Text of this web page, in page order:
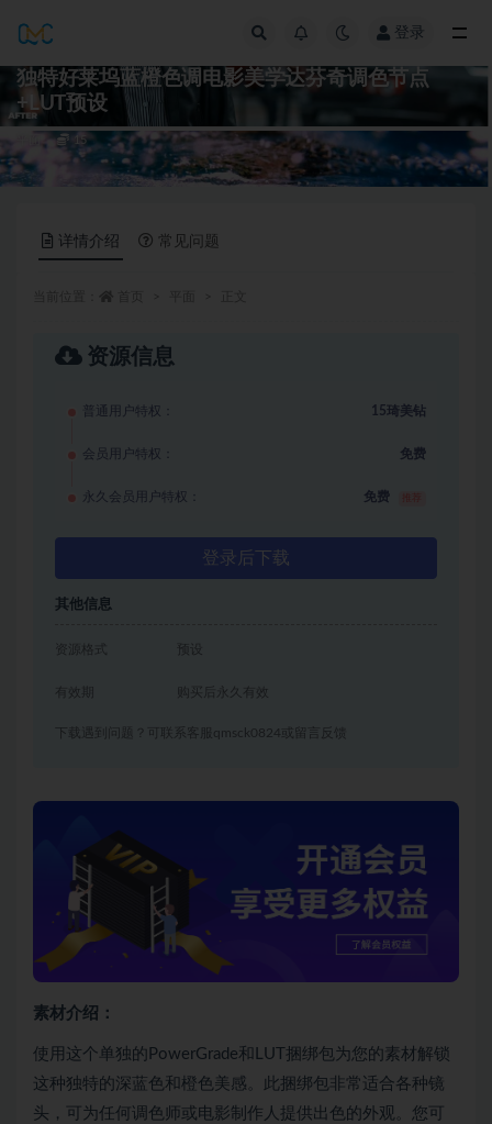
登录
独特好莱坞蓝橙色调电影美学达芬奇调色节点
+LUT预设
15
详情介绍 常见问题
资源信息
普通用户特权： 15琦美钻
会员用户特权： 免费
永久会员用户特权： 免费
登录后下载
其他信息
资源格式 预设
有效期 购买后永久有效
下载遇到问题？可联系客服qmsck0824或留言反馈
素材介绍：
使用这个单独的PowerGrade和LUT捆绑包为您的素材解锁
这种独特的深蓝色和橙色美感。此捆绑包非常适合各种镜
头，可为任何调色师或电影制作人提供出色的外观。您可